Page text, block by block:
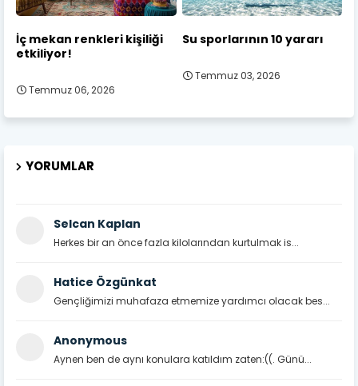
İç mekan renkleri kişiliği
etkiliyor!
Temmuz 06, 2026
Su sporlarının 10 yararı
Temmuz 03, 2026
YORUMLAR
Selcan Kaplan
Herkes bir an önce fazla kilolarından kurtulmak is...
Hatice Özgünkat
Gençliğimizi muhafaza etmemize yardımcı olacak bes...
Anonymous
Aynen ben de aynı konulara katıldım zaten:((. Günü...